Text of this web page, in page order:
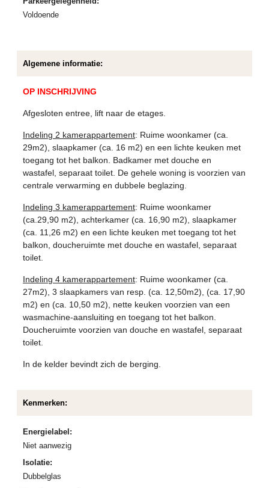
Voldoende
Algemene informatie:
OP INSCHRIJVING
Afgesloten entree, lift naar de etages.
Indeling 2 kamerappartement: Ruime woonkamer (ca.
29m2), slaapkamer (ca. 16 m2) en een lichte keuken met
toegang tot het balkon. Badkamer met douche en
wastafel, separaat toilet. De gehele woning is voorzien van
centrale verwarming en dubbele beglazing.
Indeling 3 kamerappartement: Ruime woonkamer
(ca.29,90 m2), achterkamer (ca. 16,90 m2), slaapkamer
(ca. 11,26 m2) en een lichte keuken met toegang tot het
balkon, doucheruimte met douche en wastafel, separaat
toilet.
Indeling 4 kamerappartement: Ruime woonkamer (ca.
27m2), 3 slaapkamers van resp. (ca. 12,50m2), (ca. 17,90
m2) en (ca. 10,50 m2), nette keuken voorzien van een
wasmachine-aansluiting en toegang tot het balkon.
Doucheruimte voorzien van douche en wastafel, separaat
toilet.
In de kelder bevindt zich de berging.
Kenmerken:
Energielabel:
Niet aanwezig
Isolatie:
Dubbelglas